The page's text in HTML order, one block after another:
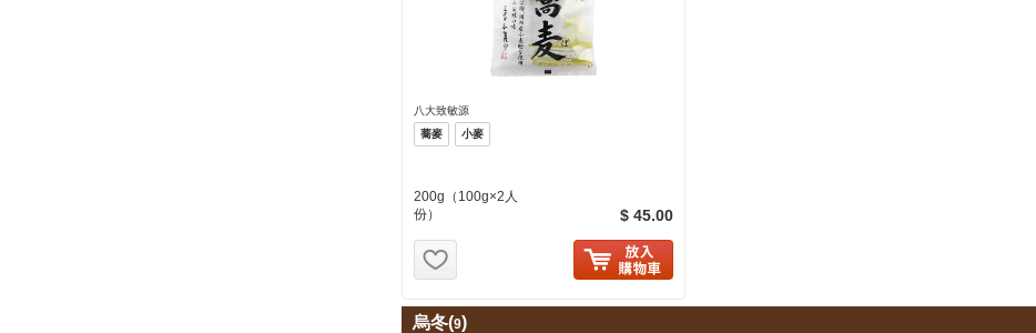
八大致敏源
蕎麥
小麥
200g（100g×2人
份）
$ 45.00
烏冬(9)